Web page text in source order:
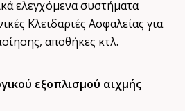
ελεγχόμενα συστήματα
Κλειδαριές Ασφαλείας για
αποθήκες κτλ.
εξοπλισμού αιχμής